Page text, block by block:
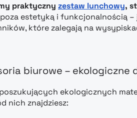
praktyczny zestaw lunchowy,
estetyką i funkcjonalnością
które zalegają na
biurowe – ekologiczne
ekologicznych
nich znajdziesz: